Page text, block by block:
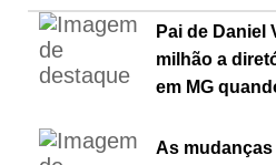
Pai de Daniel
milhão a
em MG
As